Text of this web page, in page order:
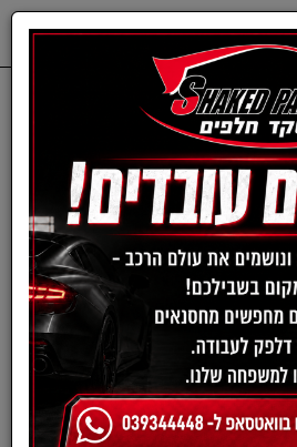
מטען למצבר רכב 12V ו-